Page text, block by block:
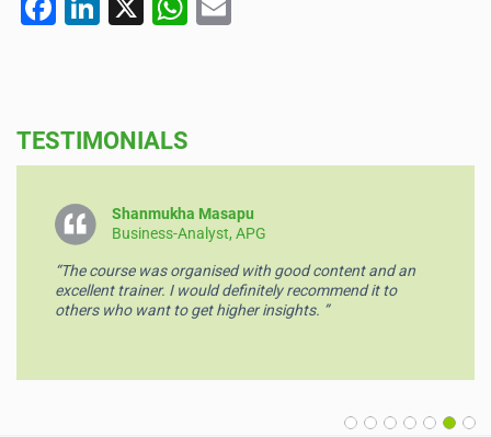
b
o
k
dI
p
TESTIMONIALS
Shanmukha Masapu
Business-Analyst, APG
“The course was organised with good content and an
excellent trainer. I would definitely recommend it to
others who want to get higher insights. ”